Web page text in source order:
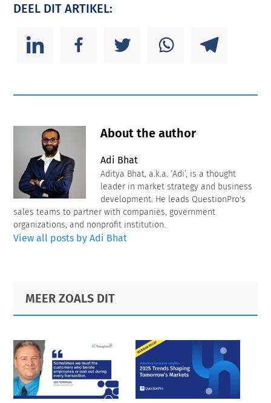
DEEL DIT ARTIKEL:
About the author
Adi Bhat
Aditya Bhat, a.k.a. ‘Adi’, is a thought
leader in market strategy and business
development. He leads QuestionPro's
sales teams to partner with companies, government
organizations, and nonprofit institution.
View all posts by Adi Bhat
Primary
Sidebar
Footer
MEER ZOALS DIT